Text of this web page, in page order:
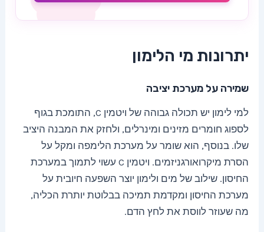
יתרונות מי הלימון
שמירה על מערכת יציבה
למי לימון יש תכולה גבוהה של ויטמין C, התומכת בגוף
לספוג חומרים מזינים ומינרלים, ולחזק את המבנה היציב
שלו. בנוסף, הוא שומר על מערכת הלימפה ומקל על
הסרת מיקרואורגניזמים. ויטמין C עשוי לתמוך במערכת
החיסון. שילוב של מים ולימון יוצר השפעה חיובית על
מערכת החיסון ומקדמת תמיכה בבלוטת יותרת הכליה,
מה שעוזר לווסת את לחץ הדם.